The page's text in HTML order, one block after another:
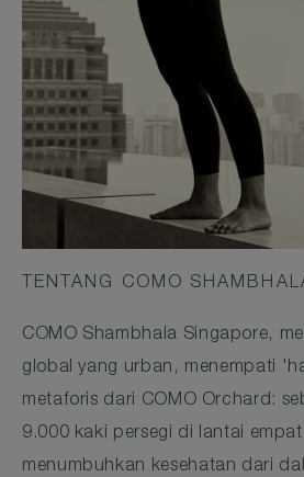
TENTANG COMO
COMO Shambhala Singapore,
global yang urban, menempati
metaforis dari COMO Orchard:
9.000 kaki persegi di lantai
menumbuhkan kesehatan dari